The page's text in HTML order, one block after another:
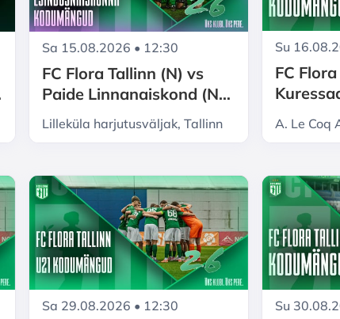
Sa 15.08.2026 • 12:30
FC Flora Tallinn (N) vs
Paide Linnanaiskond (N) /
FC Flora Tallinn
naiskonna kodumängud
Lilleküla harjutusväljak, Tallinn
Su
FC
Tallinn
A. Le Coq
Sa 29.08.2026 • 12:30 Su